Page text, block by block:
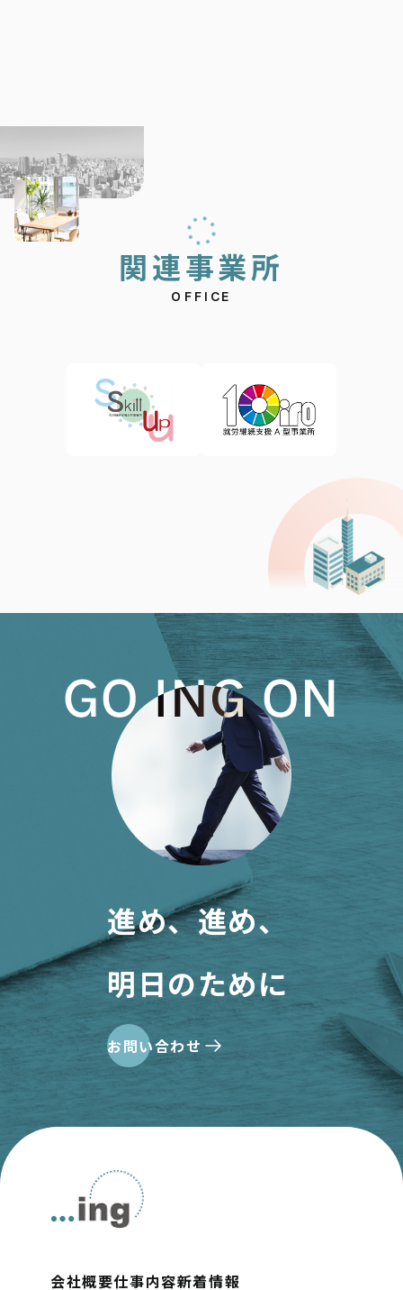
関連事業所
OFFICE
進め、進め、
明日のために
お問い合わせ
会社概要仕事内容新着情報